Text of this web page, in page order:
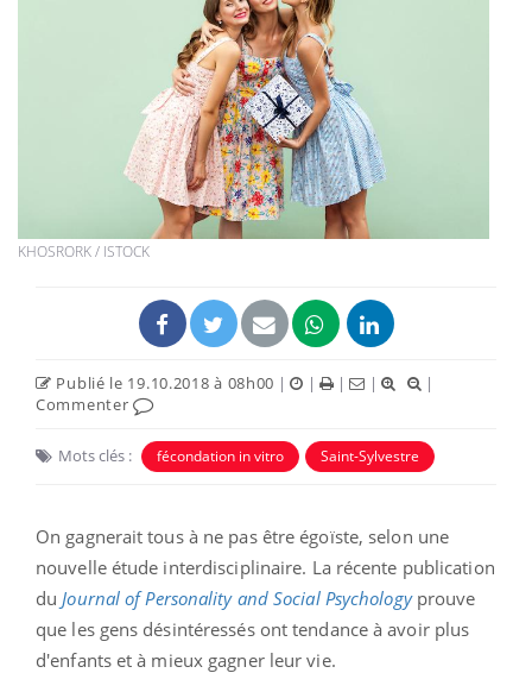
KHOSRORK / ISTOCK
Publié le 19.10.2018 à 08h00 | | | |
|
Commenter
Mots clés : fécondation in vitro Saint-Sylvestre
On gagnerait tous à ne pas être égoïste, selon une
nouvelle étude interdisciplinaire. La récente publication
du Journal of Personality and Social Psychologyprouve
que les gens désintéressés ont tendance à avoir plus
d'enfants et à mieux gagner leur vie.